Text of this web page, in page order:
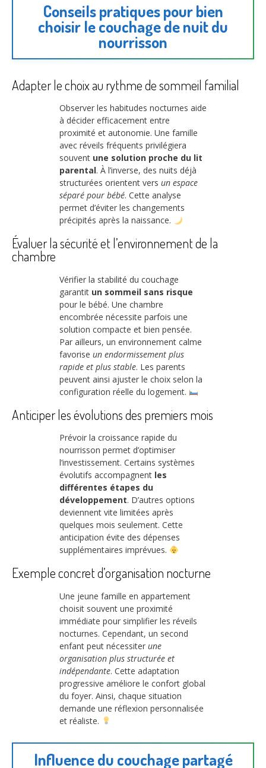
Conseils pratiques pour bien
choisir le couchage de nuit du
nourrisson
Adapter le choix au rythme de sommeil familial
Observer les habitudes nocturnes aide
à décider efficacement entre
proximité et autonomie. Une famille
avec réveils fréquents privilégiera
souvent une solution proche du lit
parental. À l’inverse, des nuits déjà
structurées orientent vers un espace
séparé pour bébé. Cette analyse
permet d’éviter les changements
précipités après la naissance.
Évaluer la sécurité et l’environnement de la
chambre
Vérifier la stabilité du couchage
garantit un sommeil sans risque
pour le bébé. Une chambre
encombrée nécessite parfois une
solution compacte et bien pensée.
Par ailleurs, un environnement calme
favorise un endormissement plus
rapide et plus stable. Les parents
peuvent ainsi ajuster le choix selon la
configuration réelle du logement.
Anticiper les évolutions des premiers mois
Prévoir la croissance rapide du
nourrisson permet d’optimiser
l’investissement. Certains systèmes
évolutifs accompagnent les
différentes étapes du
développement. D’autres options
deviennent vite limitées après
quelques mois seulement. Cette
anticipation évite des dépenses
supplémentaires imprévues.
Exemple concret d’organisation nocturne
Une jeune famille en appartement
choisit souvent une proximité
immédiate pour simplifier les réveils
nocturnes. Cependant, un second
enfant peut nécessiter une
organisation plus structurée et
indépendante. Cette adaptation
progressive améliore le confort global
du foyer. Ainsi, chaque situation
demande une réflexion personnalisée
et réaliste.
Influence du couchage partagé